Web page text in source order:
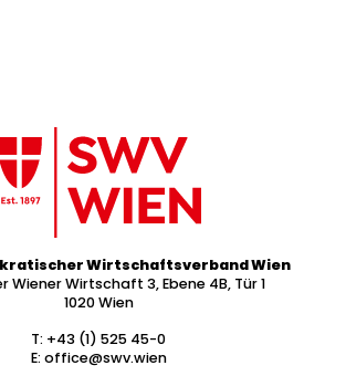
Wirtschaftsverband Wien
Wiener Wirtschaft 3, Ebene 4B, Tür 1
1020 Wien
T: +43 (1) 525 45-0
E: office@swv.wien